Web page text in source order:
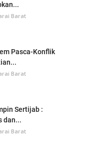
Barat
Pasca-Konflik
Barat
Sertijab :
dan...
Barat